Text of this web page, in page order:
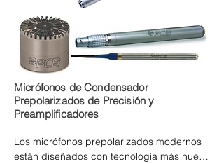
prepolarizados modernos, polarizados
externamente tradicionales, de arreglo,
sonda, superficie de perfil bajo y otros
micrófonos especiales, preamplificadores y
accesorios
Micrófonos de Condensador
Prepolarizados de Precisión y
Preamplificadores
Los micrófonos prepolarizados modernos
están diseñados con tecnología más nueva